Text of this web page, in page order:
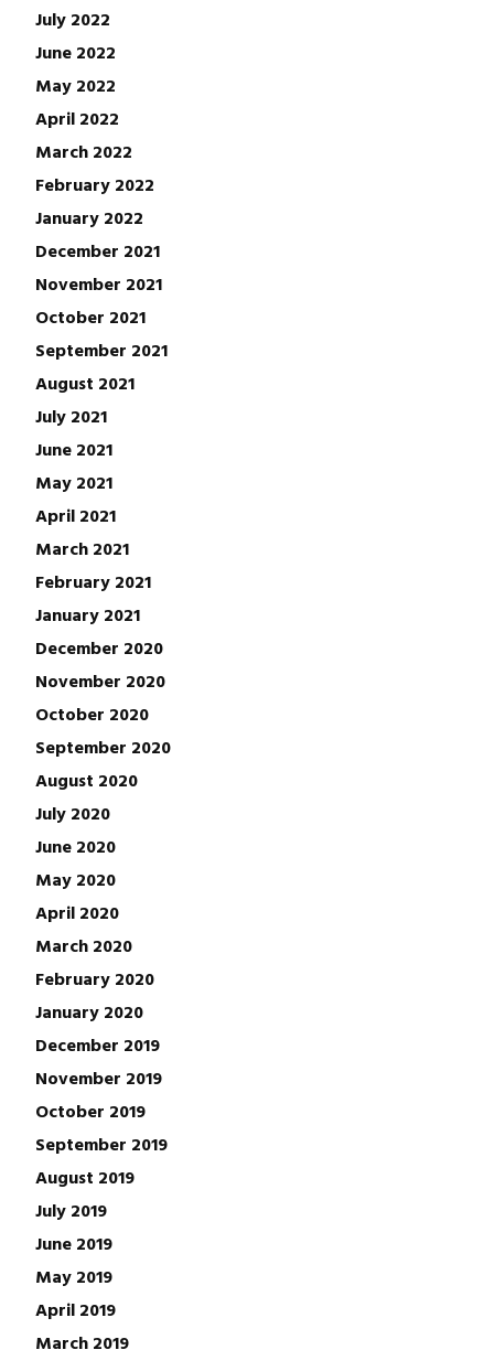
July 2022
June 2022
May 2022
April 2022
March 2022
February 2022
January 2022
December 2021
November 2021
October 2021
September 2021
August 2021
July 2021
June 2021
May 2021
April 2021
March 2021
February 2021
January 2021
December 2020
November 2020
October 2020
September 2020
August 2020
July 2020
June 2020
May 2020
April 2020
March 2020
February 2020
January 2020
December 2019
November 2019
October 2019
September 2019
August 2019
July 2019
June 2019
May 2019
April 2019
March 2019